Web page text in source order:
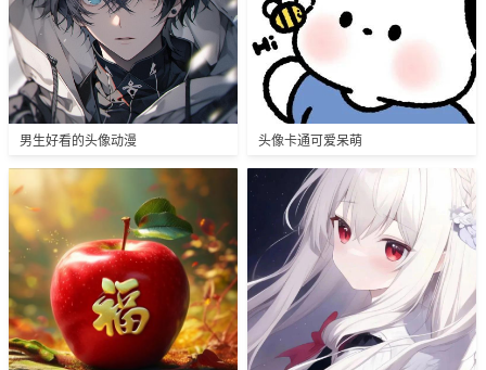
男生好看的头像动漫 头像卡通可爱呆萌